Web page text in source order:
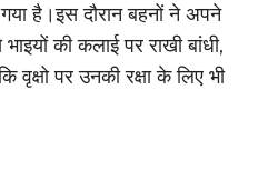
है।इस दौरान बहनों ने अपने
की कलाई पर राखी बांधी,
पर उनकी रक्षा के लिए भी